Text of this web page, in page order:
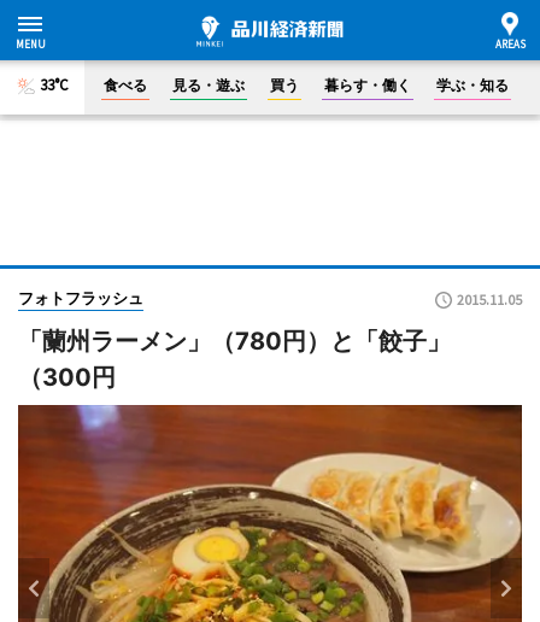
33°C 食べる 見る・遊ぶ 買う 暮らす・働く 学ぶ・知る
フォトフラッシュ 2015.11.05
「蘭州ラーメン」（780円）と「餃子」
（300円